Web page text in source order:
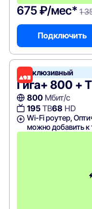
675 ₽/мес* 1
Подключить
Эксклюзивный
Гига+ 800 +
800Мбит/с
195ТВ68 HD
Wi-Fi роутер,
можно добавить к